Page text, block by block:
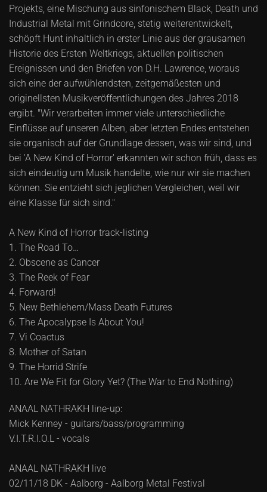
Projekts, eine Mischung aus sinfonischem Black, Death und
Industrial Metal mit Grindcore, stetig weiterentwickelt,
schöpft Hunt inhaltlich in erster Linie aus der grausamen
Historie des Ersten Weltkriegs, aktuellen politischen
Ereignissen und den Briefen von D.H. Lawrence, woraus
sich eine der aufwühlendsten, zeitgemäßesten und
originellsten Musikveröffentlichungen des Jahres 2018
ergibt. "Wir verarbeiten immer viele unterschiedliche
Einflüsse auf unseren Alben, aber letzten Endes entstehen
sie organisch auf der Grundlage dessen, was wir sind, und
bei 'A New Kind of Horror' erkannten wir schon früh, dass es
sich eindeutig um Musik handelte, wie nur wir sie machen
können. Sie entzieht sich jeglichen Vergleichen, weil wir
eine Klasse für sich sind."
A New Kind of Horror track-listing
1. The Road To…
2. Obscene as Cancer
3. The Reek of Fear
4. Forward!
5. New Bethlehem/Mass Death Futures
6. The Apocalypse Is About You!
7. Vi Coactus
8. Mother of Satan
9. The Horrid Strife
10. Are We Fit for Glory Yet? (The War to End Nothing)
ANAAL NATHRAKH line-up:
Mick Kenney - guitars/bass/programming
V.I.T.R.I.O.L - vocals
ANAAL NATHRAKH live
02/11/18 DK - Aalborg - Aalborg Metal Festival